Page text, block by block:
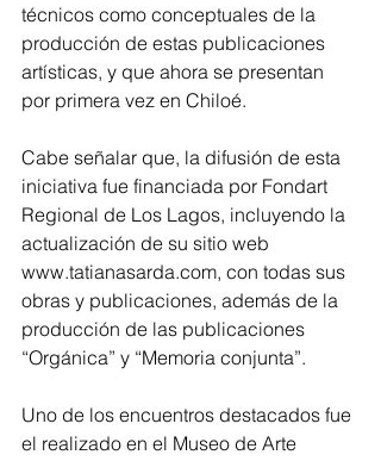
técnicos como conceptuales de la
producción de estas publicaciones
artísticas, y que ahora se presentan
por primera vez en Chiloé.
Cabe señalar que, la difusión de esta
iniciativa fue financiada por Fondart
Regional de Los Lagos, incluyendo la
actualización de su sitio web
www.tatianasarda.com, con todas sus
obras y publicaciones, además de la
producción de las publicaciones
“Orgánica” y “Memoria conjunta”.
Uno de los encuentros destacados fue
el realizado en el Museo de Arte